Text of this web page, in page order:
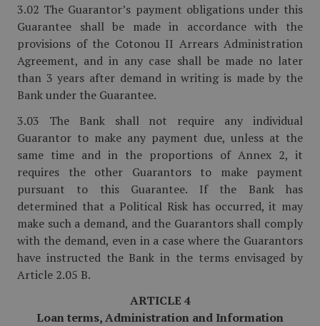
3.02 The Guarantor’s payment obligations under this
Guarantee shall be made in accordance with the
provisions of the Cotonou II Arrears Administration
Agreement, and in any case shall be made no later
than 3 years after demand in writing is made by the
Bank under the Guarantee.
3.03 The Bank shall not require any individual
Guarantor to make any payment due, unless at the
same time and in the proportions of Annex 2, it
requires the other Guarantors to make payment
pursuant to this Guarantee. If the Bank has
determined that a Political Risk has occurred, it may
make such a demand, and the Guarantors shall comply
with the demand, even in a case where the Guarantors
have instructed the Bank in the terms envisaged by
Article 2.05 B.
ARTICLE 4
Loan terms, Administration and Information